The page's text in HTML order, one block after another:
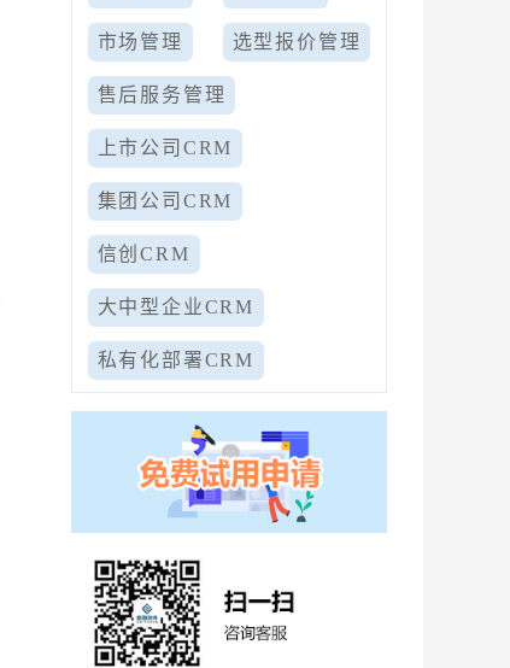
市场管理 选型报价管理
售后服务管理
上市公司CRM
集团公司CRM
信创CRM
大中型企业CRM
私有化部署CRM